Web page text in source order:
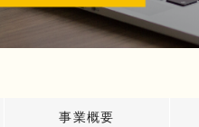
事業概要